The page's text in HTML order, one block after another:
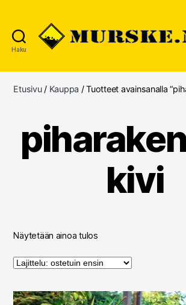
Haku
Etusivu/ Kauppa / Tuotteet avainsanalla
kivi
Näytetään ainoa tulos